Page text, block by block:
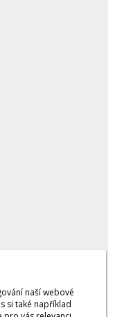
naší webové
si také například